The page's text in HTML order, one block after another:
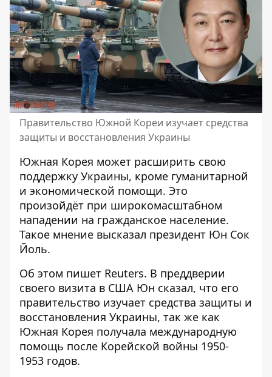
Правительство Южной Кореи изучает средства
защиты и восстановления Украины
Южная Корея может расширить свою
поддержку Украины, кроме гуманитарной
и экономической помощи. Это
произойдёт при широкомасштабном
нападении на гражданское население.
Такое мнение высказал президент Юн Сок
Йоль.
Об этом пишет Reuters. В преддверии
своего визита в США Юн сказал, что его
правительство изучает средства защиты и
восстановления Украины, так же как
Южная Корея получала международную
помощь после Корейской войны 1950-
1953 годов.